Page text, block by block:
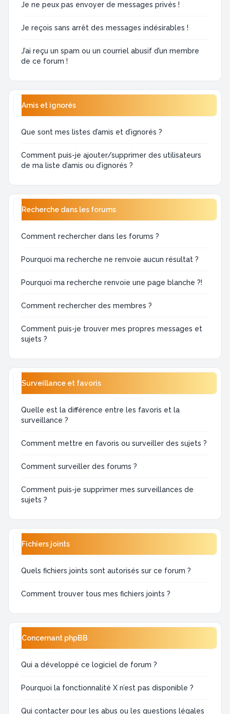
Je ne peux pas envoyer de messages privés !
Je reçois sans arrêt des messages indésirables !
J’ai reçu un spam ou un courriel abusif d’un membre
de ce forum !
Amis et ignorés
Que sont mes listes d’amis et d’ignorés ?
Comment puis-je ajouter/supprimer des utilisateurs
de ma liste d’amis ou d’ignorés ?
Recherche dans les forums
Comment rechercher dans les forums ?
Pourquoi ma recherche ne renvoie aucun résultat ?
Pourquoi ma recherche renvoie une page blanche ?!
Comment rechercher des membres ?
Comment puis-je trouver mes propres messages et
sujets ?
Surveillance et favoris
Quelle est la différence entre les favoris et la
surveillance ?
Comment mettre en favoris ou surveiller des sujets ?
Comment surveiller des forums ?
Comment puis-je supprimer mes surveillances de
sujets ?
Fichiers joints
Quels fichiers joints sont autorisés sur ce forum ?
Comment trouver tous mes fichiers joints ?
Concernant phpBB
Qui a développé ce logiciel de forum ?
Pourquoi la fonctionnalité X n’est pas disponible ?
Qui contacter pour les abus ou les questions légales